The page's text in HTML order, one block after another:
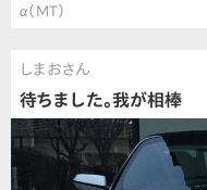
α（MT）
しまおさん
待ちました。我が相棒